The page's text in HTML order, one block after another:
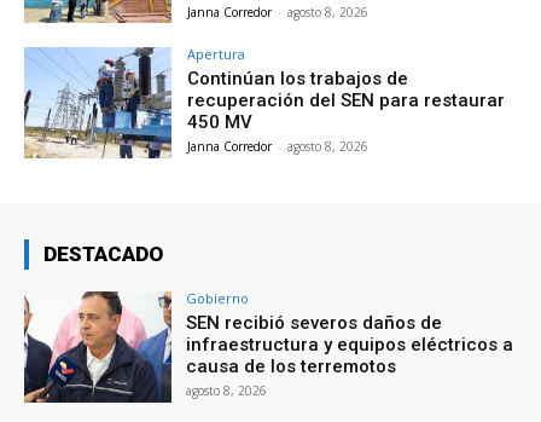
Janna Corredor - agosto 8, 2026
Apertura
Continúan los trabajos de
recuperación del SEN para restaurar
450 MV
Janna Corredor - agosto 8, 2026
DESTACADO
Gobierno
SEN recibió severos daños de
infraestructura y equipos eléctricos a
causa de los terremotos
agosto 8, 2026